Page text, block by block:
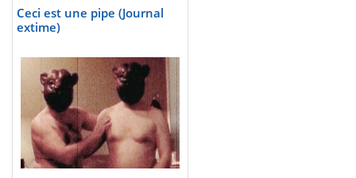
Ceci est une pipe (Journal
extime)